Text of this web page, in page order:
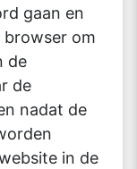
gaan en
om
de
de
nadat de
in de